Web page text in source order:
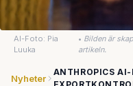
AI-Foto: Pia
Luuka
• Bilden är
artikeln.
Nyheter
ANTHROPICS AI-